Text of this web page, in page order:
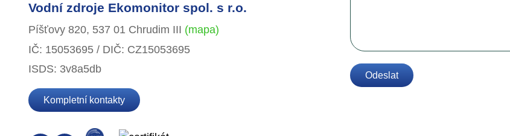
Vodní zdroje Ekomonitor spol. s r.o.
Píšťovy 820, 537 01 Chrudim III (mapa)
IČ: 15053695 / DIČ: CZ15053695
ISDS: 3v8a5db
Kompletní kontakty
Odeslat